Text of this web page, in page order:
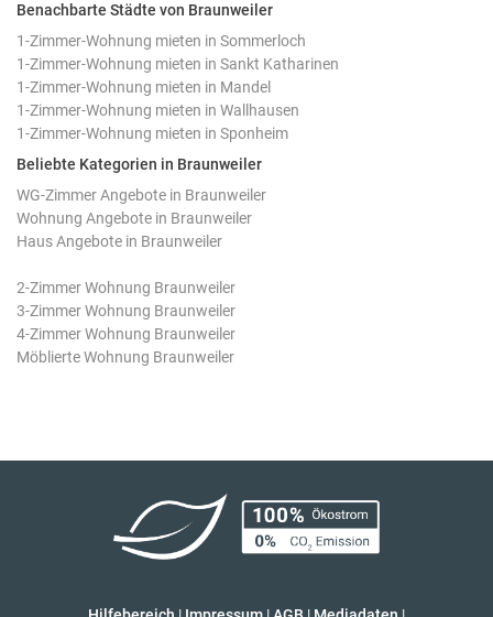
Benachbarte Städte von Braunweiler
1-Zimmer-Wohnung mieten in Sommerloch
1-Zimmer-Wohnung mieten in Sankt Katharinen
1-Zimmer-Wohnung mieten in Mandel
1-Zimmer-Wohnung mieten in Wallhausen
1-Zimmer-Wohnung mieten in Sponheim
Beliebte Kategorien in Braunweiler
WG-Zimmer Angebote in Braunweiler
Wohnung Angebote in Braunweiler
Haus Angebote in Braunweiler
2-Zimmer Wohnung Braunweiler
3-Zimmer Wohnung Braunweiler
4-Zimmer Wohnung Braunweiler
Möblierte Wohnung Braunweiler